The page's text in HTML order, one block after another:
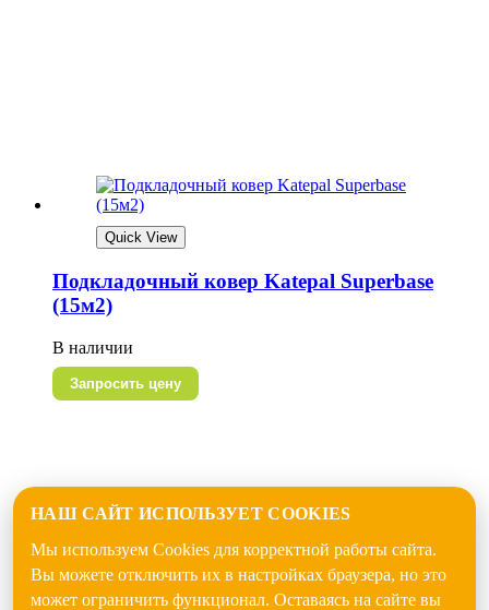
Quick View
Подкладочный ковер Katepal Superbase
(15м2)
В наличии
Запросить цену
НАШ САЙТ ИСПОЛЬЗУЕТ COOKIES
Мы используем Cookies для корректной работы сайта.
Вы можете отключить их в настройках браузера, но это
может ограничить функционал. Оставаясь на сайте вы